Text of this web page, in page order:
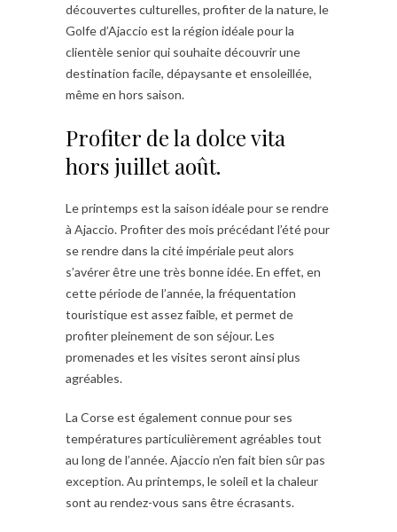
découvertes culturelles, profiter de la nature, le
Golfe d’Ajaccio est la région idéale pour la
clientèle senior qui souhaite découvrir une
destination facile, dépaysante et ensoleillée,
même en hors saison.
Profiter de la dolce vita
hors juillet août.
Le printemps est la saison idéale pour se rendre
à Ajaccio. Profiter des mois précédant l’été pour
se rendre dans la cité impériale peut alors
s’avérer être une très bonne idée. En effet, en
cette période de l’année, la fréquentation
touristique est assez faible, et permet de
profiter pleinement de son séjour. Les
promenades et les visites seront ainsi plus
agréables.
La Corse est également connue pour ses
températures particulièrement agréables tout
au long de l’année. Ajaccio n’en fait bien sûr pas
exception. Au printemps, le soleil et la chaleur
sont au rendez-vous sans être écrasants.